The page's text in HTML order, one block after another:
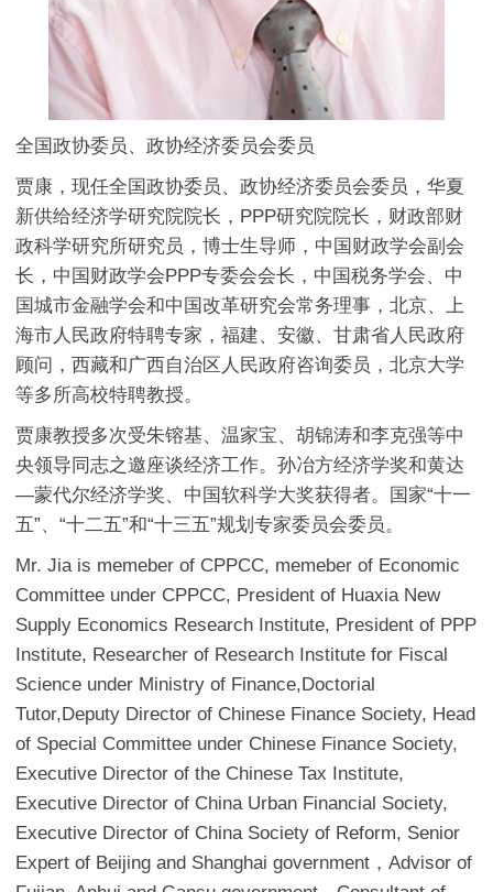
全国政协委员、政协经济委员会委员
贾康，现任全国政协委员、政协经济委员会委员，华夏
新供给经济学研究院院长，PPP研究院院长，财政部财
政科学研究所研究员，博士生导师，中国财政学会副会
长，中国财政学会PPP专委会会长，中国税务学会、中
国城市金融学会和中国改革研究会常务理事，北京、上
海市人民政府特聘专家，福建、安徽、甘肃省人民政府
顾问，西藏和广西自治区人民政府咨询委员，北京大学
等多所高校特聘教授。
贾康教授多次受朱镕基、温家宝、胡锦涛和李克强等中
央领导同志之邀座谈经济工作。孙冶方经济学奖和黄达
—蒙代尔经济学奖、中国软科学大奖获得者。国家“十一
五”、“十二五”和“十三五”规划专家委员会委员。
Mr. Jia is memeber of CPPCC, memeber of Economic
Committee under CPPCC, President of Huaxia New
Supply Economics Research Institute, President of PPP
Institute, Researcher of Research Institute for Fiscal
Science under Ministry of Finance,Doctorial
Tutor,Deputy Director of Chinese Finance Society, Head
of Special Committee under Chinese Finance Society,
Executive Director of the Chinese Tax Institute,
Executive Director of China Urban Financial Society,
Executive Director of China Society of Reform, Senior
Expert of Beijing and Shanghai government，Advisor of